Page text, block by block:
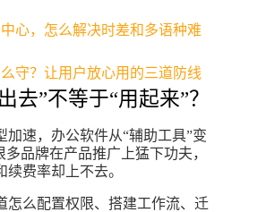
心，怎么解决时差和多语种难
守？让用户放心用的三道防线
去”不等于“用起来”？
加速，办公软件从“辅助工具”变
品牌在产品推广上猛下功夫，
费率却上不去。
怎么配置权限、搭建工作流、迁